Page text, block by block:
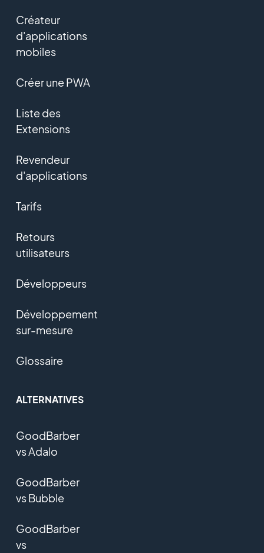
Créateur
d'applications
mobiles
Créer une PWA
Liste des
Extensions
Revendeur
d'applications
Tarifs
Retours
utilisateurs
Développeurs
Développement
sur-mesure
Glossaire
ALTERNATIVES
GoodBarber
vs Adalo
GoodBarber
vs Bubble
GoodBarber
vs